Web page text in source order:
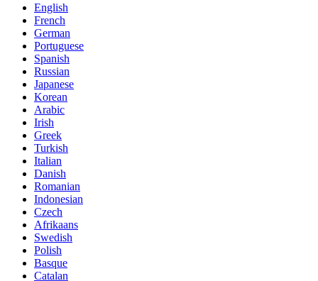
English
French
German
Portuguese
Spanish
Russian
Japanese
Korean
Arabic
Irish
Greek
Turkish
Italian
Danish
Romanian
Indonesian
Czech
Afrikaans
Swedish
Polish
Basque
Catalan